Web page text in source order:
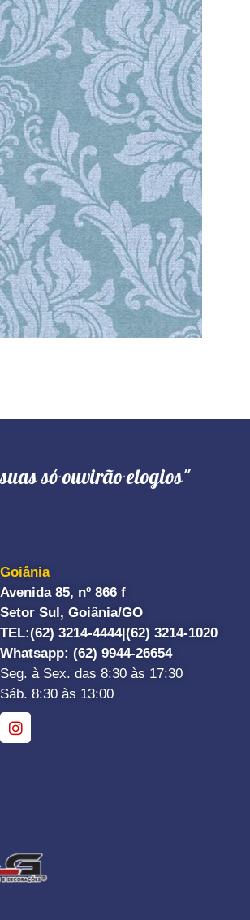
só ouvirão elogios"
Goiânia
Avenida 85, nº 866 f
Setor Sul, Goiânia/GO
TEL:(62) 3214-4444| (62) 3214-1020
Whatsapp: (62) 9944-26654
Seg. à Sex. das 8:30 às 17:30
Sáb. 8:30 às 13:00